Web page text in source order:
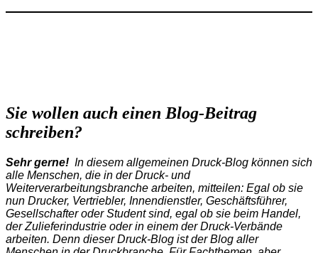
Sie wollen auch einen Blog-Beitrag
schreiben?
Sehr gerne! In diesem allgemeinen Druck-Blog können sich
alle Menschen, die in der Druck- und
Weiterverarbeitungsbranche arbeiten, mitteilen: Egal ob sie
nun Drucker, Vertriebler, Innendienstler, Geschäftsführer,
Gesellschafter oder Student sind, egal ob sie beim Handel,
der Zulieferindustrie oder in einem der Druck-Verbände
arbeiten. Denn dieser Druck-Blog ist der Blog aller